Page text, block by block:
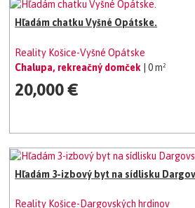
Hľadám chatku Vyšné Opátske.
Reality Košice-Vyšné Opátske
Chalupa, rekreačný domček
| 0 m²
20,000 €
Hľadám 3-izbový byt na sídlisku
Reality Košice-Dargovských hrdinov